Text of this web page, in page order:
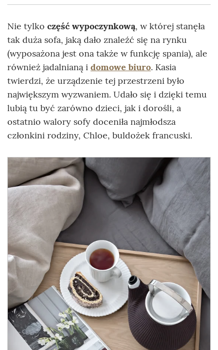
Nie tylko część wypoczynkową, w której stanęła
tak duża sofa, jaką dało znaleźć się na rynku
(wyposażona jest ona także w funkcję spania), ale
również jadalnianą i domowe biuro. Kasia
twierdzi, że urządzenie tej przestrzeni było
największym wyzwaniem. Udało się i dzięki temu
lubią tu być zarówno dzieci, jak i dorośli, a
ostatnio walory sofy doceniła najmłodsza
członkini rodziny, Chloe, buldożek francuski.